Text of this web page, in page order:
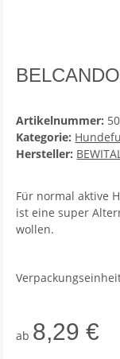
Artikelnummer:
Kategorie:
Hersteller:
Für normal aktive
ist eine super
wollen.
ab 8,29 €